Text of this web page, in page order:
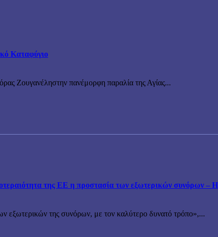
Καταφύγιο
Ζουγανέληστην πανέμορφη παραλία της Αγίας...
της ΕΕ η προστασία των εξωτερικών συνόρων – Η
εξωτερικών της συνόρων, με τον καλύτερο δυνατό τρόπο»,...